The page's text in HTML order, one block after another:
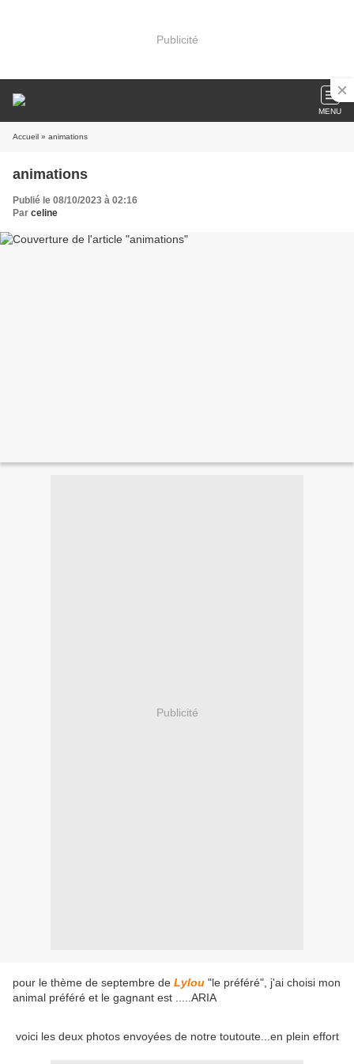
Publicité
MENU
Accueil » animations
animations
Publié le 08/10/2023 à 02:16
Par celine
Publicité
pour le thème de septembre de Lylou "le préféré", j'ai choisi mon
animal préféré et le gagnant est .....ARIA
voici les deux photos envoyées de notre toutoute...en plein effort